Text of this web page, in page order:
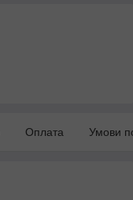
Оплата Умови